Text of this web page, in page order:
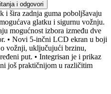
i odgovori
i šira zadnja guma poboljšavaju
glatku i sigurnu vožnju.
mogućnost izbora između dve
• Novi 5-inčni LCD ekran u boji
vožnji, uključujući brzinu,
put. • Integrisan je i prikaz
još praktičnijom u različitim